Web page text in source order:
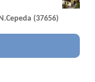
(37656)